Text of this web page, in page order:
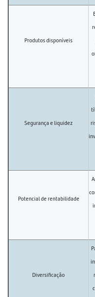
Produtos disponíveis
Segurança e liquidez
Potencial de rentabilidade
Diversificação